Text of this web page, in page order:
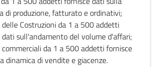
di produzione, fatturato e ordinativi;
delle Costruzioni da 1 a 500 addetti
sull'andamento del volume d'affari;
commerciali da 1 a 500 addetti fornisce
dinamica di vendite e giacenze.